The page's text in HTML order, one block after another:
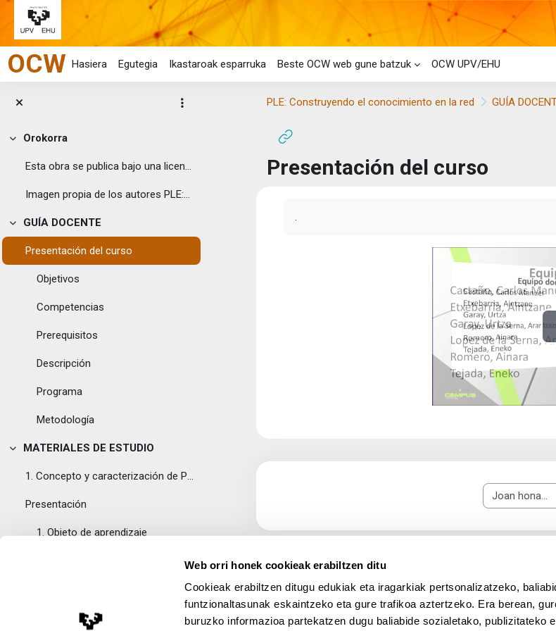
Web orri honek cookieak erabiltzen ditu
Cookieak erabiltzen ditugu edukiak eta iragarkiak pertsonalizatzeko,
funtzionaltasunak eskaintzeko eta gure trafikoa aztertzeko. Era berean,
buruzko informazioa partekatzen dugu baliabide sozialetako, publizitateko
Joan eduki nagusira zuzenean
OCW Hasiera Egutegia Ikastaroak esparruka Beste OCW web gune batzuk OCW UPV/EHU
Tolestu
Orokorra
Esta obra se publica bajo una licencia Creative ...
Imagen propia de los autores PLE:Con...
Tolestu
GUÍA DOCENTE
Presentación del curso
Objetivos
Competencias
Prerequisitos
Descripción
Programa
Metodología
Tolestu
MATERIALES DE ESTUDIO
1. Concepto y caracterización de PLE
Presentación
1. Objeto de aprendizaje
2. Bases pedagógicas de los entornos personales de...
Presentación
PLE: Construyendo el conocimiento en la red GUÍA
Presentación del curso
.
Joan hona...
Lege Oharra App deskargatu UPV/EHU en
UPV/